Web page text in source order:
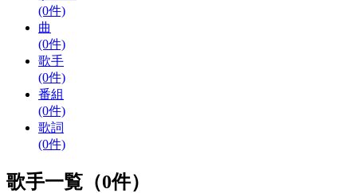
(0件)
曲
(0件)
歌手
(0件)
番組
(0件)
歌詞
(0件)
歌手一覧（0件）